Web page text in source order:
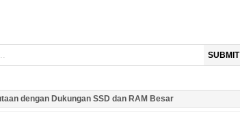
SUBMIT
dengan Dukungan SSD dan RAM Besar